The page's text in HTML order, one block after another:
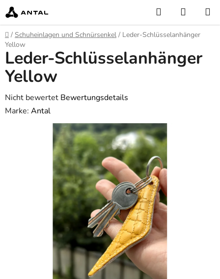
Zum
Inhalt
springen
Suchen
Startseite
/ Schuheinlagen und Schnürsenkel / Leder-Schlüsselanhänger
Yellow
Leder-Schlüsselanhänger
Yellow
Die
durchschnittliche
Produktbewertung
Nicht bewertet Bewertungsdetails
Marke: Antal